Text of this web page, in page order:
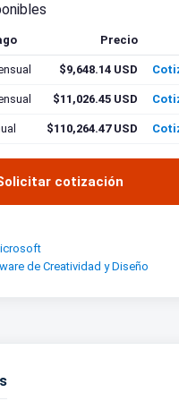
Precio
$9,648.14 USD
$11,026.45 USD
$110,264.47 USD
cotización
de Creatividad y Diseño